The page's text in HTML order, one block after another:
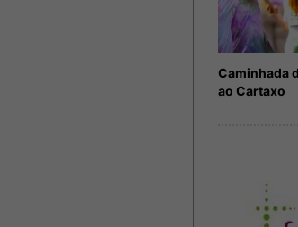
Caminhada
ao Cartaxo